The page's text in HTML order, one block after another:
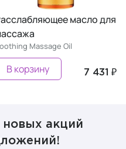
Расслабляющее масло
массажа
Soothing Massage Oil
7
В корзину
новых акций